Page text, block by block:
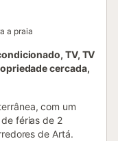
a praia
TV, TV
cercada,
com um
férias de 2
de Artá.